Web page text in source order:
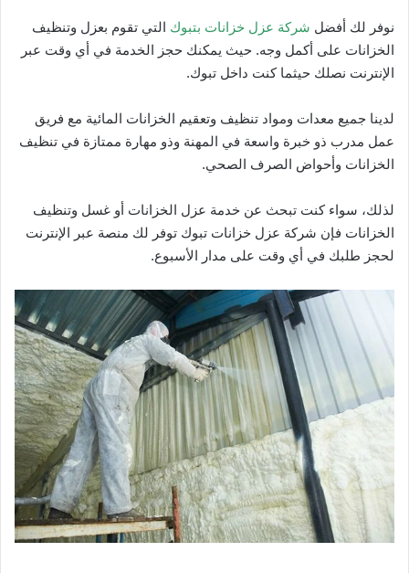
نوفر لك أفضل شركة عزل خزانات بتبوك التي تقوم بعزل وتنظيف
الخزانات على أكمل وجه. حيث يمكنك حجز الخدمة في أي وقت عبر
الإنترنت نصلك حيثما كنت داخل تبوك.
لدينا جميع معدات ومواد تنظيف وتعقيم الخزانات المائية مع فريق
عمل مدرب ذو خبرة واسعة في المهنة وذو مهارة ممتازة في تنظيف
الخزانات وأحواض الصرف الصحي.
لذلك، سواء كنت تبحث عن خدمة عزل الخزانات أو غسل وتنظيف
الخزانات فإن شركة عزل خزانات تبوك توفر لك منصة عبر الإنترنت
لحجز طلبك في أي وقت على مدار الأسبوع.